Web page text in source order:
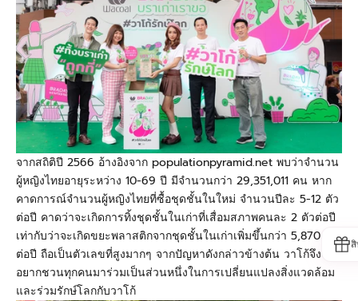
จากสถิติปี 2566 อ้างอิงจาก populationpyramid.net พบว่าจำนวน
ผู้หญิงไทยอายุระหว่าง 10-69 ปี มีจำนวนกว่า 29,351,011 คน หาก
คาดการณ์จำนวนผู้หญิงไทยที่ซื้อชุดชั้นในใหม่ จำนวนปีละ 5-12 ตัว
ต่อปี คาดว่าจะเกิดการทิ้งชุดชั้นในเก่าที่เสื่อมสภาพคนละ 2 ตัวต่อปี
เท่ากับว่าจะเกิดขยะพลาสติกจากชุดชั้นในเก่าเพิ่มขึ้นกว่า 5,870 ตัน
ต่อปี ถือเป็นตัวเลขที่สูงมากๆ จากปัญหาดังกล่าวข้างต้น วาโก้จึง
อยากชวนทุกคนมาร่วมเป็นส่วนหนึ่งในการเปลี่ยนแปลงสิ่งแวดล้อม
และร่วมรักษ์โลกกับวาโก้